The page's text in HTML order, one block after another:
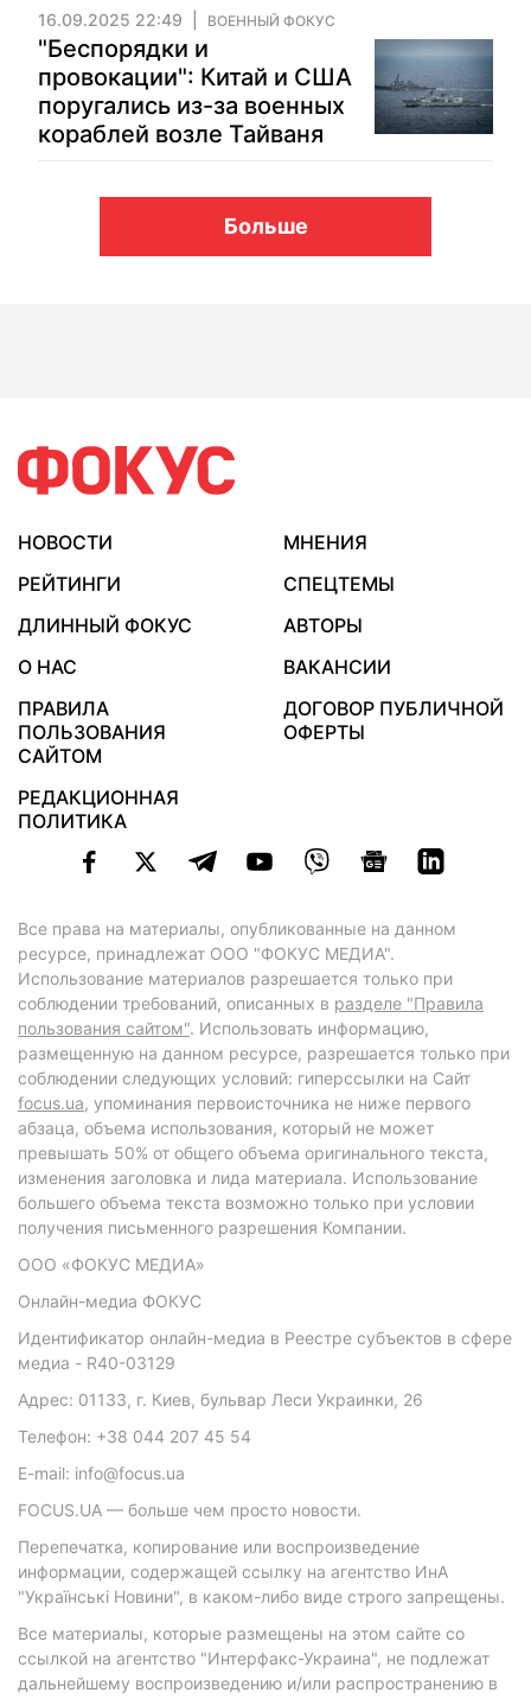
16.09.2025 22:49 ВОЕННЫЙ ФОКУС
"Беспорядки и
провокации": Китай и США
поругались из-за военных
кораблей возле Тайваня
Больше
НОВОСТИ
МНЕНИЯ
РЕЙТИНГИ
СПЕЦТЕМЫ
ДЛИННЫЙ ФОКУС
АВТОРЫ
О НАС
ВАКАНСИИ
ПРАВИЛА
ПОЛЬЗОВАНИЯ
САЙТОМ
ДОГОВОР ПУБЛИЧНОЙ
ОФЕРТЫ
РЕДАКЦИОННАЯ
ПОЛИТИКА
Все права на материалы, опубликованные на данном
ресурсе, принадлежат ООО "ФОКУС МЕДИА".
Использование материалов разрешается только при
соблюдении требований, описанных в разделе "Правила
пользования сайтом". Использовать информацию,
размещенную на данном ресурсе, разрешается только при
соблюдении следующих условий: гиперссылки на Сайт
focus.ua, упоминания первоисточника не ниже первого
абзаца, объема использования, который не может
превышать 50% от общего объема оригинального текста,
изменения заголовка и лида материала. Использование
большего объема текста возможно только при условии
получения письменного разрешения Компании.
ООО «ФОКУС МЕДИА»
Онлайн-медиа ФОКУС
Идентификатор онлайн-медиа в Реестре субъектов в сфере
медиа - R40-03129
Адрес: 01133, г. Киев, бульвар Леси Украинки, 26
Телефон: +38 044 207 45 54
E-mail: info@focus.ua
FOCUS.UA — больше чем просто новости.
Перепечатка, копирование или воспроизведение
информации, содержащей ссылку на агентство ИнА
"Українські Новини", в каком-либо виде строго запрещены.
Все материалы, которые размещены на этом сайте со
ссылкой на агентство "Интерфакс-Украина", не подлежат
дальнейшему воспроизведению и/или распространению в